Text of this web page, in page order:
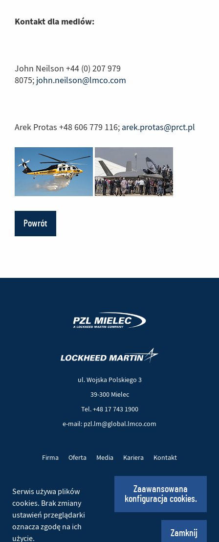
Kontakt dla mediów:
John Neilson +44 (0) 207 979
8075; john.neilson@lmco.com
Arek Protas +48 606 779 116; arek.protas@prct.pl
Powrót
ul. Wojska Polskiego 3
39-300 Mielec
Tel. +48 17 743 1900
e-mail: pzl.lm@global.lmco.com
Firma Oferta Media Kariera Kontakt
© 2026 PZL Mielec. Wszelkie prawa zastrzeżone.
Social
Serwis używa plików
cookies. Brak zmiany
ustawień przeglądarki
oznacza zgodę na ich
użycie.
Zaawansowana
konfiguracja cookies.
Zamknij